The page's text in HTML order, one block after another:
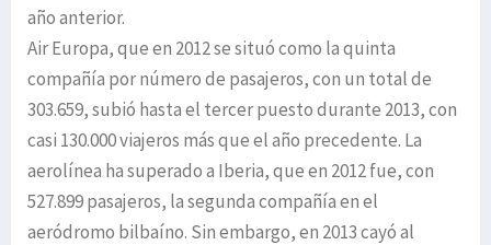
año anterior.
Air Europa, que en 2012 se situó como la quinta
compañía por número de pasajeros, con un total de
303.659, subió hasta el tercer puesto durante 2013, con
casi 130.000 viajeros más que el año precedente. La
aerolínea ha superado a Iberia, que en 2012 fue, con
527.899 pasajeros, la segunda compañía en el
aeródromo bilbaíno. Sin embargo, en 2013 cayó al